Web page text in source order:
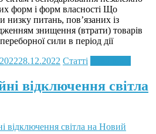
форм і форм власності Що
низку питань, пов’язаних із
знищення (втрати) товарів
сили в період дії
28.12.2022 Статті
відключення світла